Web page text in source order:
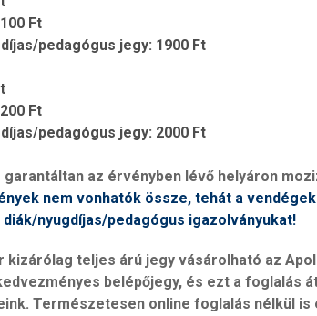
Ft
pedagógus jegy: 1900 Ft
Ft
pedagógus jegy: 2000 Ft
az érvényben lévő helyáron
nem vonhatók össze, tehát a
nyugdíjas/pedagógus igazolványukat!
kizárólag teljes árú jegy vásárolható az
belépőjegy, és ezt a foglalás
Természetesen online foglalás nélkül